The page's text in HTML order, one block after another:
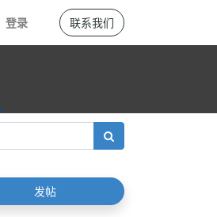
登录 联系我们
发帖